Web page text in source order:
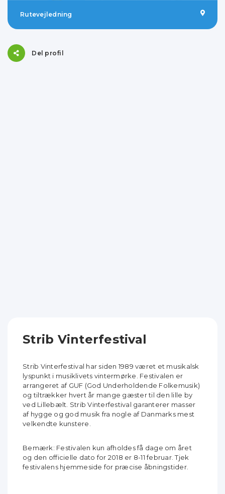
Rutevejledning
Del profil
Strib Vinterfestival
Strib Vinterfestival har siden 1989 været et musikalsk
lyspunkt i musiklivets vintermørke. Festivalen er
arrangeret af GUF (God Underholdende Folkemusik)
og tiltrækker hvert år mange gæster til den lille by
ved Lillebælt. Strib Vinterfestival garanterer masser
af hygge og god musik fra nogle af Danmarks mest
velkendte kunstere.
Bemærk: Festivalen kun afholdes få dage om året
og den officielle dato for 2018 er 8-11 februar. Tjek
festivalens hjemmeside for præcise åbningstider.